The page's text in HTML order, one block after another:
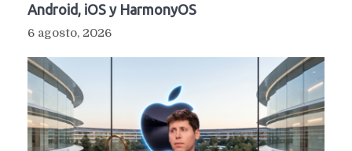
Android, iOS y HarmonyOS
6 agosto, 2026